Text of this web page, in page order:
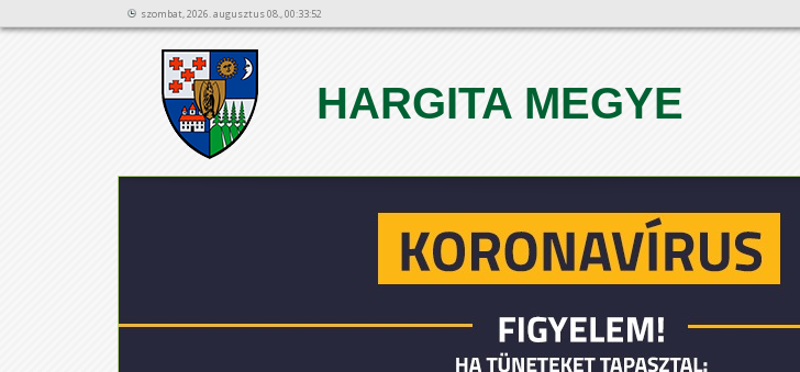
szombat, 2026. augusztus 08., 00:33:52
HARGITA MEGYE